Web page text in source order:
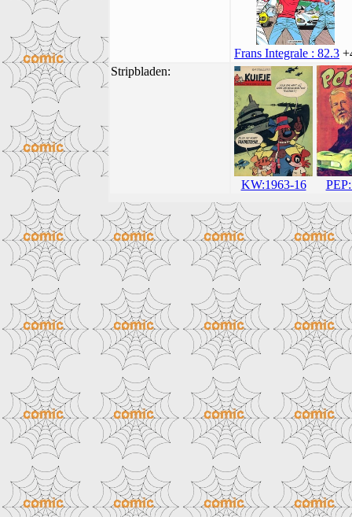
Frans Integrale : 82.3
Stripbladen:
KW:1963-16